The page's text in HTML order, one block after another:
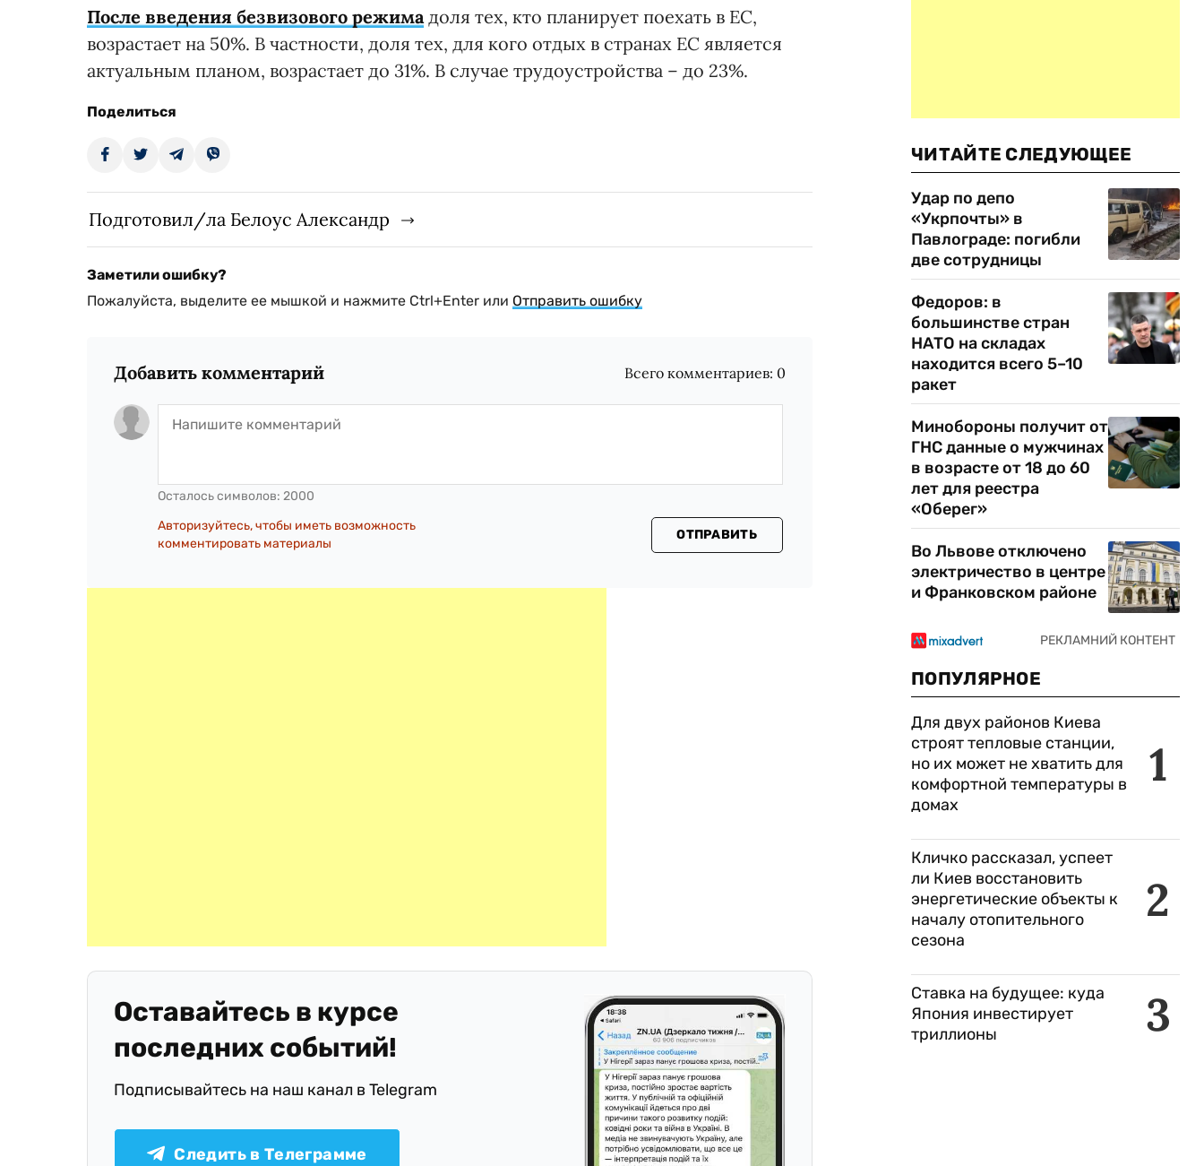
После введения безвизового режима доля тех, кто планирует поехать в ЕС,
возрастает на 50%. В частности, доля тех, для кого отдых в странах ЕС является
актуальным планом, возрастает до 31%. В случае трудоустройства – до 23%.
Поделиться
Подготовил/ла Белоус Александр
Заметили ошибку?
Пожалуйста, выделите ее мышкой и нажмите Ctrl+Enter или Отправить ошибку
Добавить комментарий Всего комментариев: 0
Осталось символов: 2000
Авторизуйтесь, чтобы иметь возможность
комментировать материалы
ОТПРАВИТЬ
Оставайтесь в курсе
последних событий!
Подписывайтесь на наш канал в Telegram
Следить в Телеграмме
ЧИТАЙТЕ СЛЕДУЮЩЕЕ
Удар по депо
«Укрпочты» в
Павлограде: погибли
две сотрудницы
Федоров: в
большинстве стран
НАТО на складах
находится всего 5–10
ракет
Минобороны получит от
ГНС данные о мужчинах
в возрасте от 18 до 60
лет для реестра
«Оберег»
Во Львове отключено
электричество в центре
и Франковском районе
ПОПУЛЯРНОЕ
1
Для двух районов Киева
строят тепловые станции,
но их может не хватить для
комфортной температуры в
домах
2
Кличко рассказал, успеет
ли Киев восстановить
энергетические объекты к
началу отопительного
сезона
3
Ставка на будущее: куда
Япония инвестирует
триллионы